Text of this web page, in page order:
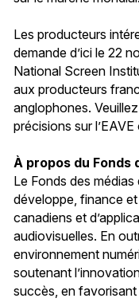
Les producteurs
demande d’ici le 22
National Screen
aux producteurs
anglophones.
précisions sur
À propos du Fonds
Le Fonds des
développe, finance
canadiens et
audiovisuelles. En
environnement
soutenant
succès, en